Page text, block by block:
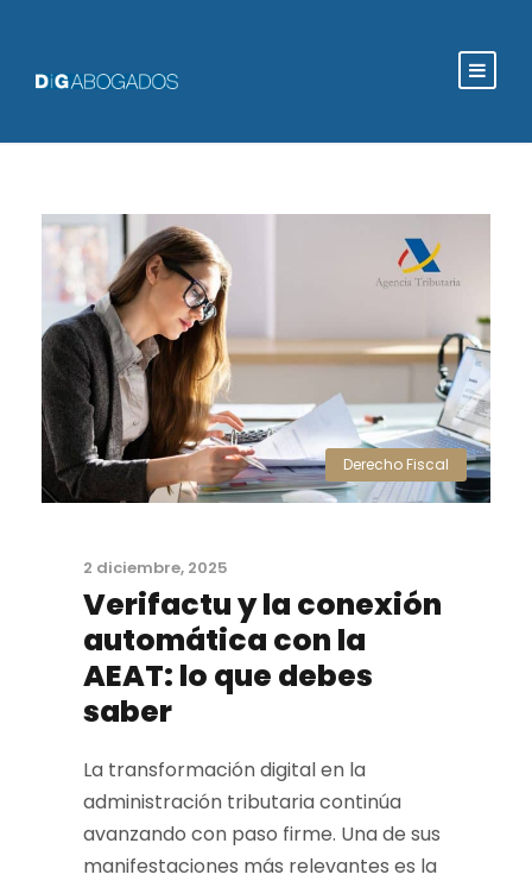
Derecho Fiscal
2 diciembre, 2025
Verifactu y la conexión
automática con la
AEAT: lo que debes
saber
La transformación digital en la
administración tributaria continúa
avanzando con paso firme. Una de sus
manifestaciones más relevantes es la